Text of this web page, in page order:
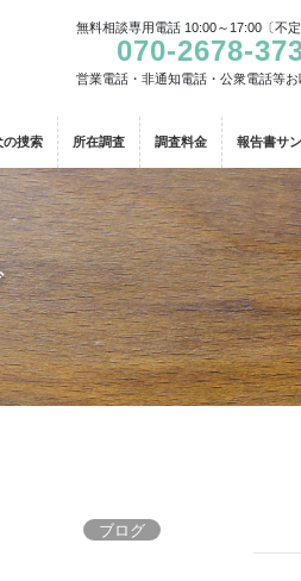
無料相談専用電話 10:00～17:00〔不定
070-2678-
営業電話・非通知電話・公衆電話等お
の捜索 所在調査 調査料金 報告書サ
ブログ